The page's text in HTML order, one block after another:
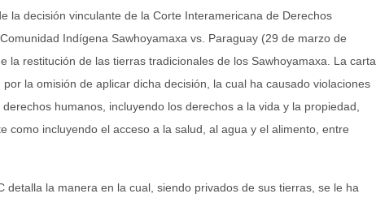
la decisión vinculante de la Corte Interamericana de Derechos
Indígena Sawhoyamaxa vs. Paraguay (29 de marzo de
la restitución de las tierras tradicionales de los Sawhoyamaxa. La carta
la omisión de aplicar dicha decisión, la cual ha causado violaciones
humanos, incluyendo los derechos a la vida y la propiedad,
como incluyendo el acceso a la salud, al agua y el alimento, entre
detalla la manera en la cual, siendo privados de sus tierras, se le ha